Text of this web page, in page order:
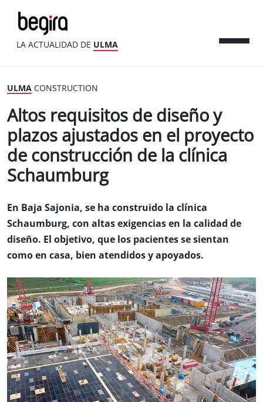
LA ACTUALIDAD DE ULMA
ULMA CONSTRUCTION
Altos requisitos de diseño y
plazos ajustados en el proyecto
de construcción de la clínica
Schaumburg
En Baja Sajonia, se ha construido la clínica
Schaumburg, con altas exigencias en la calidad de
diseño. El objetivo, que los pacientes se sientan
como en casa, bien atendidos y apoyados.